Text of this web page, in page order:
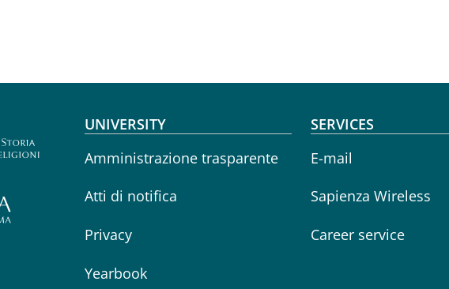
Footer menu
UNIVERSITY
Amministrazione trasparente
Atti di notifica
Privacy
Yearbook
SERVICES
E-mail
Sapienza Wireless
Career service